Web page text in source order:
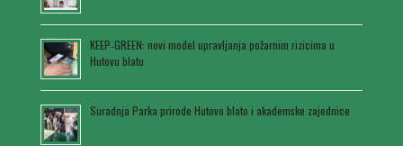
KEEP‑GREEN: novi model upravljanja požarnim rizicima u
Hutovu blatu
Suradnja Parka prirode Hutovo blato i akademske zajednice